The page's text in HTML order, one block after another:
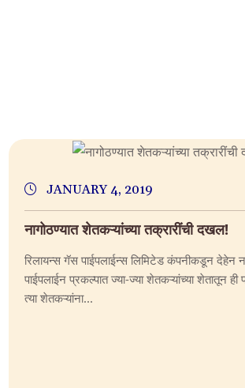
JANUARY 4, 2019
नागोठण्यात शेतकऱ्यांच्या तक्रारींची दखल!
रिलायन्स गॅस पाईपलाईन्स लिमिटेड कंपनीकडून देहेन
पाईपलाईन प्रकल्पात ज्या-ज्या शेतकऱ्यांच्या शेतातून ही
त्या शेतकऱ्यांना...